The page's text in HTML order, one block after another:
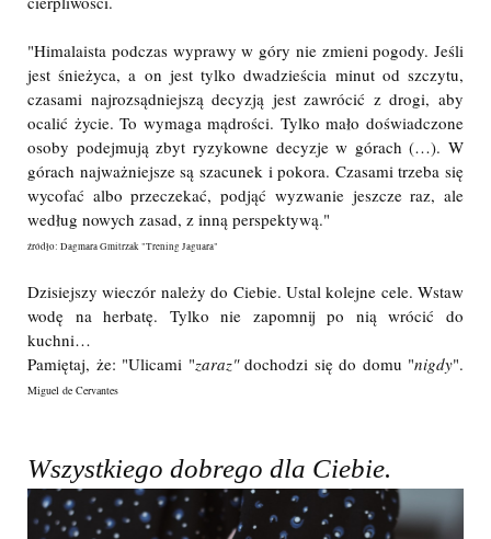
"Himalaista podczas wyprawy w góry nie zmieni pogody. Jeśli
jest śnieżyca, a on jest tylko dwadzieścia minut od szczytu,
czasami najrozsądniejszą decyzją jest zawrócić z drogi, aby
ocalić życie. To wymaga mądrości. Tylko mało doświadczone
osoby podejmują zbyt ryzykowne decyzje w górach (…). W
górach najważniejsze są szacunek i pokora. Czasami trzeba się
wycofać albo przeczekać, podjąć wyzwanie jeszcze raz, ale
według nowych zasad, z inną perspektywą."
źródło: Dagmara Gmitrzak "Trening Jaguara"
Dzisiejszy wieczór należy do Ciebie. Ustal kolejne cele. Wstaw
wodę na herbatę. Tylko nie zapomnij po nią wrócić do
kuchni…
Pamiętaj, że: "Ulicami "zaraz"dochodzi się do domu "nigdy".
Miguel de Cervantes
Wszystkiego dobrego dla Ciebie.